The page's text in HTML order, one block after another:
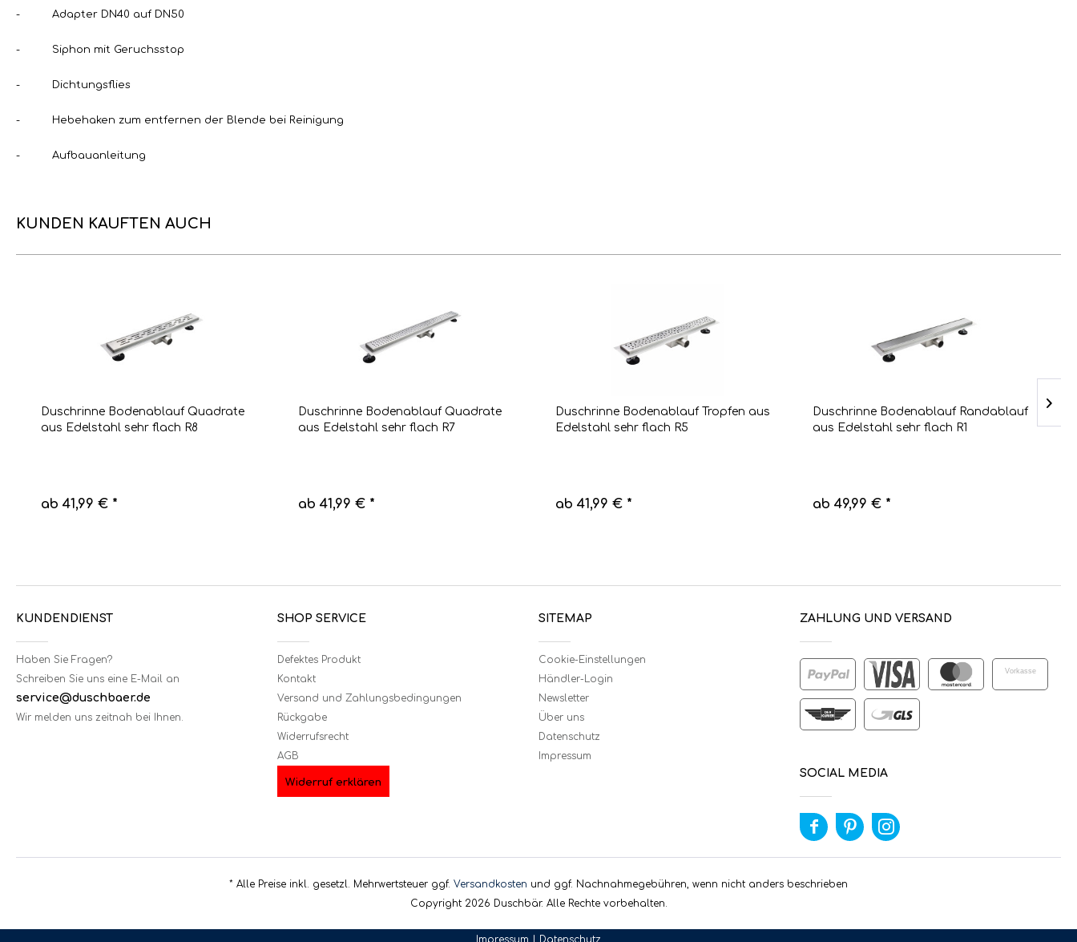
- Adapter DN40 auf DN50
- Siphon mit Geruchsstop
- Dichtungsflies
- Hebehaken zum entfernen der Blende bei Reinigung
- Aufbauanleitung
KUNDEN KAUFTEN AUCH
Duschrinne Bodenablauf Quadrate
aus Edelstahl sehr flach R8
ab 41,99 € *
Duschrinne Bodenablauf Quadrate
aus Edelstahl sehr flach R7
ab 41,99 € *
Duschrinne Bodenablauf Tropfen aus
Edelstahl sehr flach R5
ab 41,99 € *
Duschrinne Bodenablauf Randablauf
aus Edelstahl sehr flach R1
ab 49,99 € *
KUNDENDIENST
Haben Sie Fragen?
Schreiben Sie uns eine E-Mail an
service@duschbaer.de
Wir melden uns zeitnah bei Ihnen.
SHOP SERVICE
Defektes Produkt
Kontakt
Versand und Zahlungsbedingungen
Rückgabe
Widerrufsrecht
AGB
Widerruf erklären
SITEMAP
Cookie-Einstellungen
Händler-Login
Newsletter
Über uns
Datenschutz
Impressum
ZAHLUNG UND VERSAND
Vorkasse
SOCIAL MEDIA
* Alle Preise inkl. gesetzl. Mehrwertsteuer ggf. Versandkosten und ggf. Nachnahmegebühren, wenn nicht anders beschrieben
Copyright 2026 Duschbär. Alle Rechte vorbehalten.